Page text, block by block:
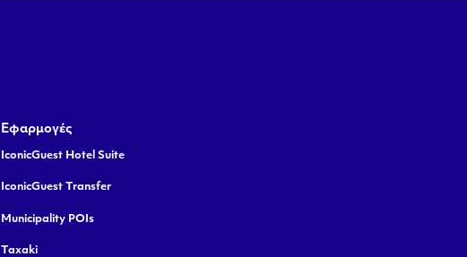
Εφαρμογές
IconicGuest Hotel Suite
IconicGuest Transfer
Municipality POIs
Taxaki